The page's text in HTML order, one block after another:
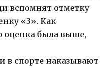
вспомнят отметку
«3». Как
оценка была выше,
в спорте наказывают